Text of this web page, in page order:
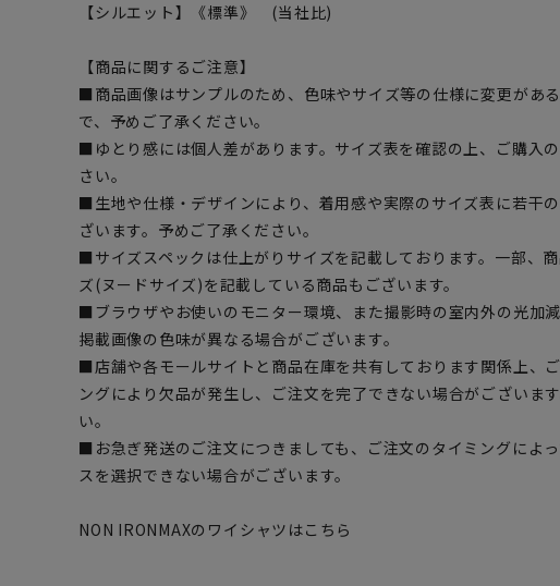
【シルエット】《標準》 (当社比)
【商品に関するご注意】
■商品画像はサンプルのため、色味やサイズ等の仕様に変更があ
で、予めご了承ください。
■ゆとり感には個人差があります。サイズ表を確認の上、ご購入
さい。
■生地や仕様・デザインにより、着用感や実際のサイズ表に若干
ざいます。予めご了承ください。
■サイズスペックは仕上がりサイズを記載しております。一部、
ズ(ヌードサイズ)を記載している商品もございます。
■ブラウザやお使いのモニター環境、また撮影時の室内外の光加
掲載画像の色味が異なる場合がございます。
■店舗や各モールサイトと商品在庫を共有しております関係上、
ングにより欠品が発生し、ご注文を完了できない場合がございま
い。
■お急ぎ発送のご注文につきましても、ご注文のタイミングによ
スを選択できない場合がございます。
NON IRONMAXのワイシャツはこちら